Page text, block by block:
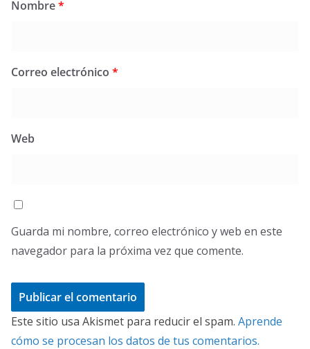
Nombre*
Correo electrónico *
Web
Guarda mi nombre, correo electrónico y web en este
navegador para la próxima vez que comente.
Este sitio usa Akismet para reducir el spam. Aprende
cómo se procesan los datos de tus comentarios.